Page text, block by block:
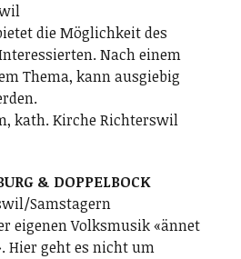
die Möglichkeit des
Nach einem
Thema, kann ausgiebig
kath. Kirche Richterswil
& DOPPELBOCK
Samstagern
eigenen Volksmusik «ännet
Hier geht es nicht um